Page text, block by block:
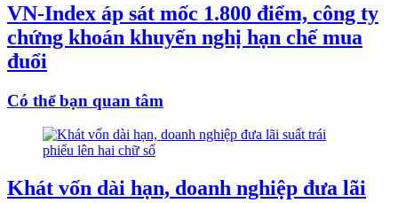
VN-Index áp sát mốc 1.800 điểm, công ty
chứng khoán khuyến nghị hạn chế mua
đuổi
Có thể bạn quan tâm
Khát vốn dài hạn, doanh nghiệp đưa lãi